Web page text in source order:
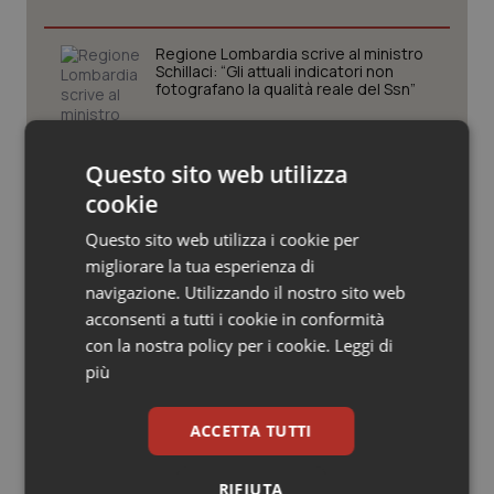
Veneto
Oncoematologia
Oncologia & Nutrizione
Psoriasi & pelle
Quotidiano Cardiologia
Quotidiano Chirurgia
Quotidiano Oncologia
Quotidiano Pediatria
Rene & patologie urogenitali
Regione Lombardia scrive al ministro
Schillaci: “Gli attuali indicatori non
fotografano la qualità reale del Ssn”
criticità riscontrate, stop al
Punti nascita Toscana. Il ministero ha
deciso: chiusura per Poggibonsi,
monitoraggio di 6 mesi per
Montevarchi, deroga di 12 mesi per
precocemente il virus, attivate subito
le misure di prevenzione a tutela dei
cittadini
Questo sito web utilizza
cookie
Questo sito web utilizza i cookie per
migliorare la tua esperienza di
navigazione. Utilizzando il nostro sito web
acconsenti a tutti i cookie in conformità
con la nostra policy per i cookie. Leggi di
più
ACCETTA TUTTI
RIFIUTA